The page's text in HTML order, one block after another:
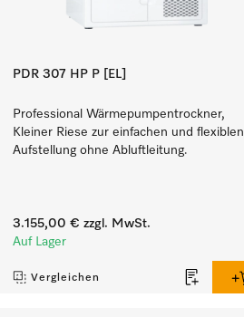
PDR 307 HP P [EL]
Professional Wärmepumpentrockner,
Kleiner Riese zur einfachen und flexiblen
Aufstellung ohne Abluftleitung.
3.155,00 € zzgl. MwSt.
Auf Lager
Vergleichen